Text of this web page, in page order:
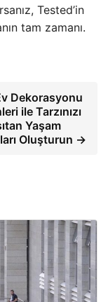
Tested’in
tam zamanı.
Dekorasyonu
ile Tarzınızı
Yaşam
Oluşturun →